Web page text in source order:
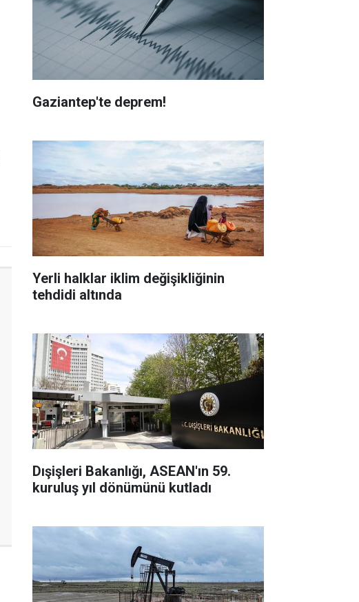
Gaziantep'te deprem!
Yerli halklar iklim değişikliğinin
tehdidi altında
Dışişleri Bakanlığı, ASEAN'ın 59.
kuruluş yıl dönümünü kutladı